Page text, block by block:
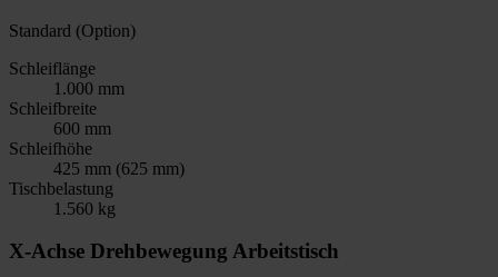
Standard (Option)
Schleiflänge
1.000 mm
Schleifbreite
600 mm
Schleifhöhe
425 mm (625 mm)
Tischbelastung
1.560 kg
X-Achse Drehbewegung Arbeitstisch